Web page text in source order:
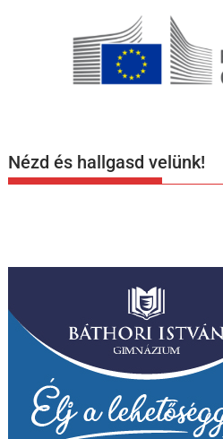
Nézd és hallgasd velünk!